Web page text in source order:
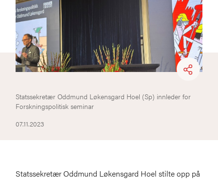
07.11.2023
Statssekretær Oddmund Løkensgard Hoel (Sp) innleder for
Forskningspolitisk seminar
Statssekretær Oddmund Løkensgard Hoel stilte opp på